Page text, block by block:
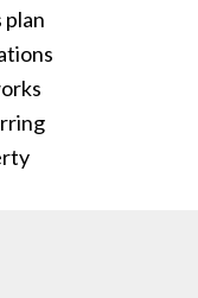
plan